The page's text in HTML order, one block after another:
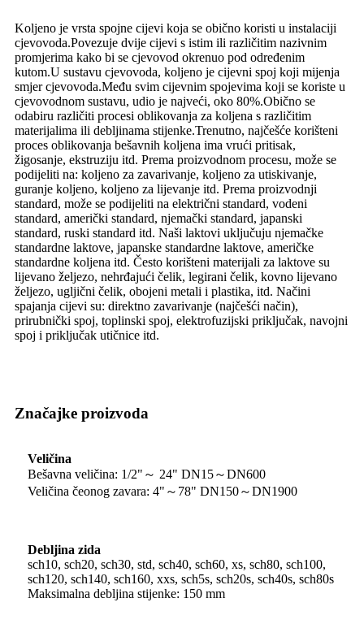
Koljeno je vrsta spojne cijevi koja se obično koristi u instalaciji
cjevovoda.Povezuje dvije cijevi s istim ili različitim nazivnim
promjerima kako bi se cjevovod okrenuo pod određenim
kutom.U sustavu cjevovoda, koljeno je cijevni spoj koji mijenja
smjer cjevovoda.Među svim cijevnim spojevima koji se koriste u
cjevovodnom sustavu, udio je najveći, oko 80%.Obično se
odabiru različiti procesi oblikovanja za koljena s različitim
materijalima ili debljinama stijenke.Trenutno, najčešće korišteni
proces oblikovanja bešavnih koljena ima vrući pritisak,
žigosanje, ekstruziju itd. Prema proizvodnom procesu, može se
podijeliti na: koljeno za zavarivanje, koljeno za utiskivanje,
guranje koljeno, koljeno za lijevanje itd. Prema proizvodnji
standard, može se podijeliti na električni standard, vodeni
standard, američki standard, njemački standard, japanski
standard, ruski standard itd. Naši laktovi uključuju njemačke
standardne laktove, japanske standardne laktove, američke
standardne koljena itd. Često korišteni materijali za laktove su
lijevano željezo, nehrđajući čelik, legirani čelik, kovno lijevano
željezo, ugljični čelik, obojeni metali i plastika, itd. Načini
spajanja cijevi su: direktno zavarivanje (najčešći način),
prirubnički spoj, toplinski spoj, elektrofuzijski priključak, navojni
spoj i priključak utičnice itd.
Značajke proizvoda
Veličina
Bešavna veličina: 1/2"～ 24" DN15～DN600
Veličina čeonog zavara: 4"～78" DN150～DN1900
Debljina zida
sch10, sch20, sch30, std, sch40, sch60, xs, sch80, sch100,
sch120, sch140, sch160, xxs, sch5s, sch20s, sch40s, sch80s
Maksimalna debljina stijenke: 150 mm